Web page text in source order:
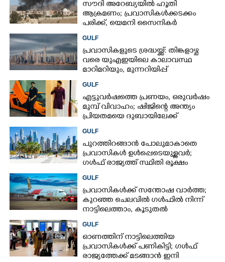
സൗദി അറേബ്യയിൽ ഹൂതി
ആക്രമണം; പ്രവാസികൾക്കടക്കം
പരിക്ക്, യെമനി സൈനികർ
GULF
പ്രവാസികളുടെ ശ്രദ്ധയ്ക്ക്: തിങ്കളാഴ്ച
വരെ യുഎഇയിലെ കാലാവസ്ഥ
മാറിമറിയും, മുന്നറിയിപ്പ്
GULF
എട്ടുവർഷത്തെ പ്രണയം,​ ഒരുവർഷം
മുമ്പ് വിവാഹം; ഷിജിന്റെ അന്ത്യം
പ്രിയതമയെ ദുബായിലേക്ക്
GULF
പുറത്തിറങ്ങാൻ പോലുമാകാതെ
പ്രവാസികൾ ഉൾപ്പെടെയുള്ളവർ;
ഗൾഫ് രാജ്യത്ത് സ്ഥിതി രൂക്ഷം
GULF
പ്രവാസികൾക്ക് സന്തോഷ വാർത്ത;
കുറഞ്ഞ ചെലവിൽ ഗൾഫിൽ നിന്ന്
നാട്ടിലെത്താം,​ കൂടുതൽ
എക്സ്പ്രസ്
GULF
ഓണത്തിന് നാട്ടിലെത്തിയ
പ്രവാസികൾക്ക് പണികിട്ടി; ഗൾഫ്
രാജ്യത്തേക്ക് മടങ്ങാൻ ഇനി